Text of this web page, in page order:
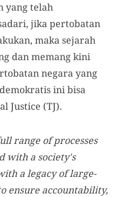
yang telah
jika pertobatan
maka sejarah
dan memang kini
negara yang
ini bisa
Justice (TJ).
range of processes
with a society's
a legacy of large-
ensure accountability,